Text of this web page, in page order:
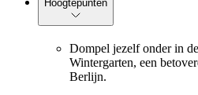
Hoogtepunten
Dompel jezelf onder in
Wintergarten, een
Berlijn.